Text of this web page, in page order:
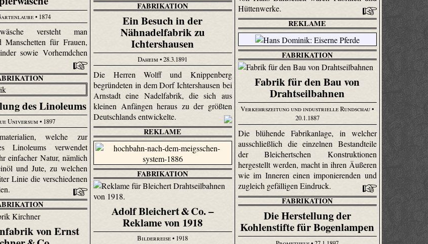
FABRIKATION
Ein Besuch in der
Nähnadelfabrik zu
Ichtershausen
Daheim• 28.3.1891
Die Herren Wolff und Knippenberg
begründeten in dem Dorf Ichtershausen bei
Arnstadt eine Nadelfabrik, die sich aus
kleinen Anfängen heraus zu der größten
Deutschlands entwickelte.
Hüttenwerke.
• 1874
versteht man
Manschetten für Frauen,
sowie Vorhemdchen
REKLAME
FABRIKATION
Fabrik für den Bau von
Drahtseilbahnen
Verkehrszeitung und industrielle Rundschau•
20.1.1887
Die blühende Fabrikanlage, in welcher
ausschließlich die einzelnen Bestandteile
der Bleichert­schen Konstruktionen
hergestellt werden, macht in ihren Äußeren
wie im Inneren einen imponierenden und
zugleich gefälligen Eindruck.
des Linoleums
Universum• 1897
welche zur
Linoleums verwendet
einfacher Natur, nämlich
und Jute, zu welchen
Linie die verschiedenen
REKLAME
FABRIKATION
Adolf Bleichert & Co. –
Reklame von 1918
Bilderreise• 1918
FABRIKATION
Die Herstellung der
Kohlenstifte für Bogenlampen
von Ernst